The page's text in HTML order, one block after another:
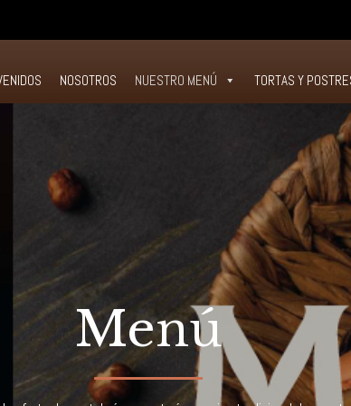
NOSOTROS NUESTRO MENÚ TORTAS Y
Menú